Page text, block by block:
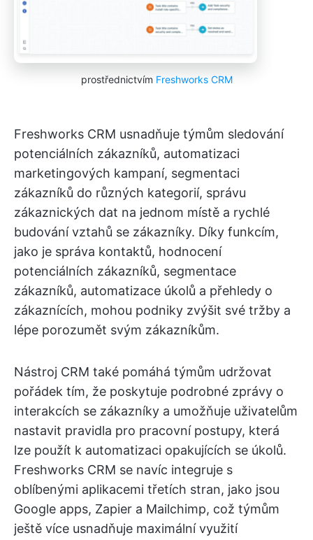
prostřednictvím Freshworks CRM
Freshworks CRM usnadňuje týmům sledování
potenciálních zákazníků, automatizaci
marketingových kampaní, segmentaci
zákazníků do různých kategorií, správu
zákaznických dat na jednom místě a rychlé
budování vztahů se zákazníky. Díky funkcím,
jako je správa kontaktů, hodnocení
potenciálních zákazníků, segmentace
zákazníků, automatizace úkolů a přehledy o
zákaznících, mohou podniky zvýšit své tržby a
lépe porozumět svým zákazníkům.
Nástroj CRM také pomáhá týmům udržovat
pořádek tím, že poskytuje podrobné zprávy o
interakcích se zákazníky a umožňuje uživatelům
nastavit pravidla pro pracovní postupy, která
lze použít k automatizaci opakujících se úkolů.
Freshworks CRM se navíc integruje s
oblíbenými aplikacemi třetích stran, jako jsou
Google apps, Zapier a Mailchimp, což týmům
ještě více usnadňuje maximální využití